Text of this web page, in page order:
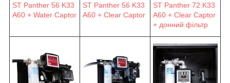
ST Panther 56 K33
A60 + Water Captor
ST Panther 56 K33
A60 + Clear Captor
ST Panther 72 K33
A60 + Clear Captor
+ донний фільтр